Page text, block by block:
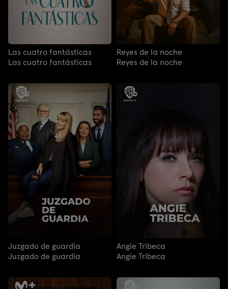
Las cuatro fantásticas
Las cuatro fantásticas
Reyes de la noche
Reyes de la noche
Juzgado de guardia
Juzgado de guardia
Angie Tribeca
Angie Tribeca